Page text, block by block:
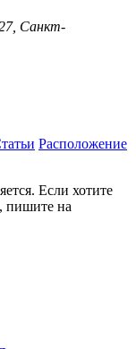
Санкт-
Расположение
Если хотите
пишите на